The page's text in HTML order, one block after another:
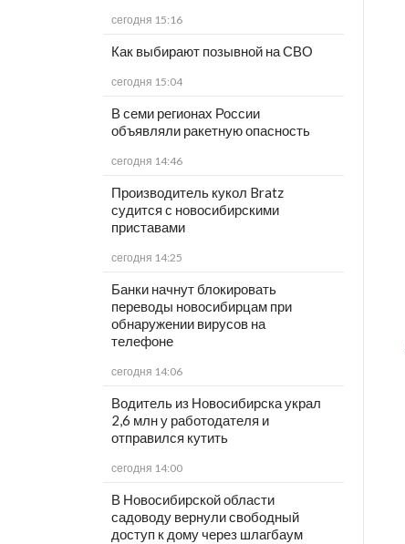
сегодня 15:16
Как выбирают позывной на СВО
сегодня 15:04
В семи регионах России
объявляли ракетную опасность
сегодня 14:46
Производитель кукол Bratz
судится с новосибирскими
приставами
сегодня 14:25
Банки начнут блокировать
переводы новосибирцам при
обнаружении вирусов на
телефоне
сегодня 14:06
Водитель из Новосибирска украл
2,6 млн у работодателя и
отправился кутить
сегодня 14:00
В Новосибирской области
садоводу вернули свободный
доступ к дому через шлагбаум